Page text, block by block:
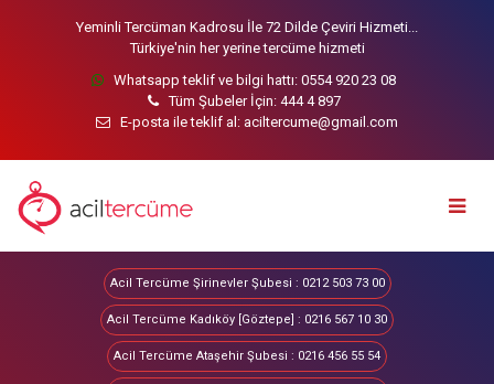
Yeminli Tercüman Kadrosu İle 72 Dilde Çeviri Hizmeti...
Türkiye'nin her yerine tercüme hizmeti
Whatsapp teklif ve bilgi hattı: 0554 920 23 08
Tüm Şubeler İçin: 444 4 897
E-posta ile teklif al: aciltercume@gmail.com
Acil Tercüme Şirinevler Şubesi : 0212 503 73 00
Acil Tercüme Kadıköy [Göztepe] : 0216 567 10 30
Acil Tercüme Ataşehir Şubesi : 0216 456 55 54